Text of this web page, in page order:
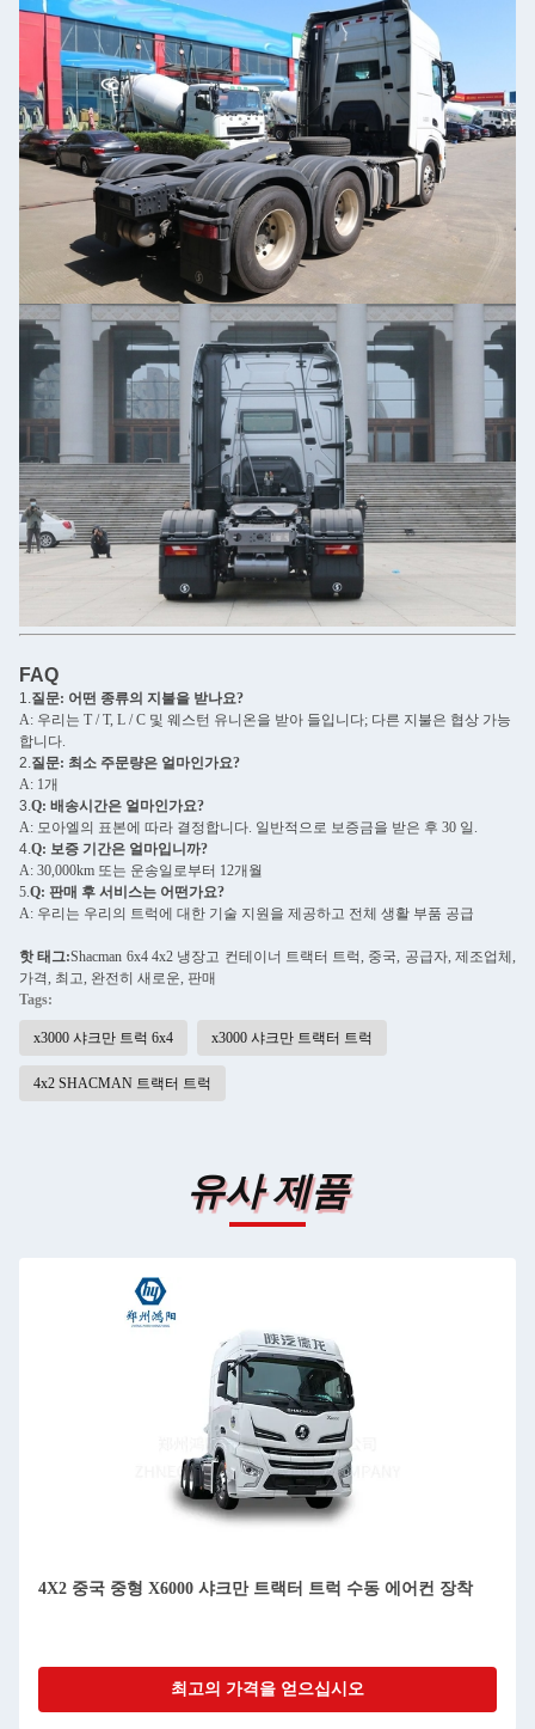
FAQ
1.질문: 어떤 종류의 지불을 받나요?
A: 우리는 T / T, L / C 및 웨스턴 유니온을 받아 들입니다; 다른 지불은 협상 가능
합니다.
2.질문: 최소 주문량은 얼마인가요?
A: 1개
3.Q: 배송시간은 얼마인가요?
A: 모아엘의 표본에 따라 결정합니다. 일반적으로 보증금을 받은 후 30 일.
4.Q: 보증 기간은 얼마입니까?
A: 30,000km 또는 운송일로부터 12개월
5.Q: 판매 후 서비스는 어떤가요?
A: 우리는 우리의 트럭에 대한 기술 지원을 제공하고 전체 생활 부품 공급
핫 태그:Shacman 6x4 4x2 냉장고 컨테이너 트랙터 트럭, 중국, 공급자, 제조업체,
가격, 최고, 완전히 새로운, 판매
Tags:
x3000 샤크만 트럭 6x4 x3000 샤크만 트랙터 트럭
4x2 SHACMAN 트랙터 트럭
유사 제품
4X2 중국 중형 X6000 샤크만 트랙터 트럭 수동 에어컨 장착
최고의 가격을 얻으십시오